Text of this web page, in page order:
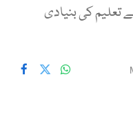
آباد میں 9 ہزار بچے تعلیم کی بنیادی